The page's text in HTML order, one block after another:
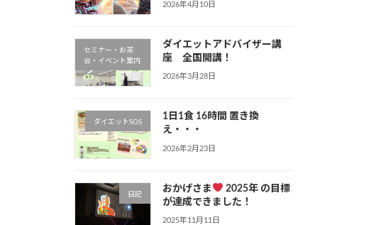
2026年4月10日
セミナー・お茶
会・イベント案内
ダイエットアドバイザー講
座 全国開講！
2026年3月28日
ダイエットSOS
1日1食 16時間 置き換
え・・・
2026年2月23日
日記
おかげさま
2025年 の目標
が達成できました！
2025年11月11日